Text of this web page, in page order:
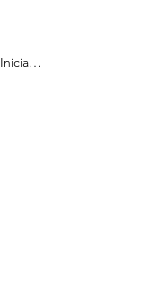
Iniciar sesión